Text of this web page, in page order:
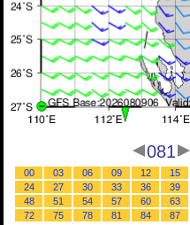
081
00 03 06 09 12 15
24
27 30 33 36 39
48
51 54 57 60 63
72
75 78 81 84 87